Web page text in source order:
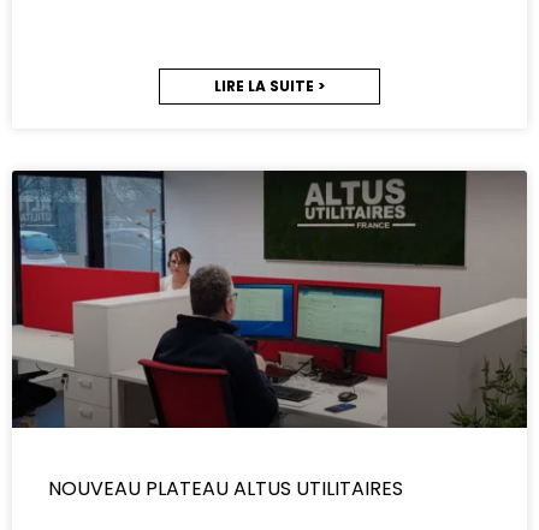
LIRE LA SUITE >
NOUVEAU PLATEAU ALTUS UTILITAIRES